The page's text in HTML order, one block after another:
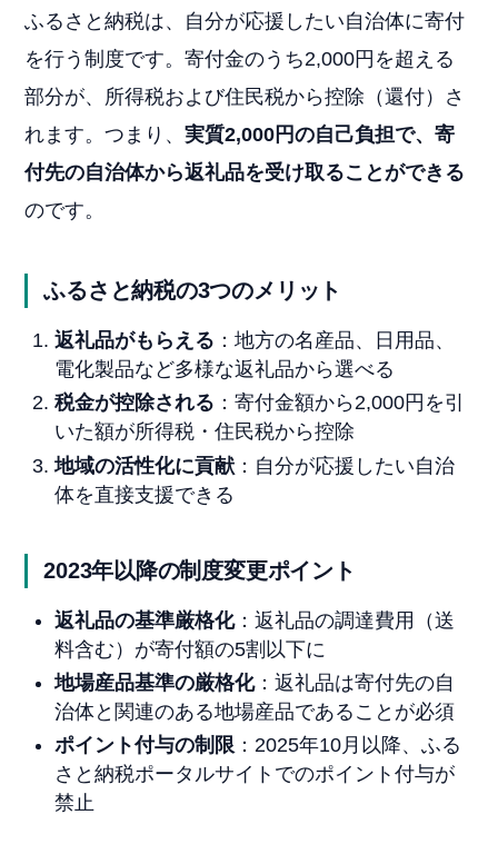
ふるさと納税は、自分が応援したい自治体に寄付
を行う制度です。寄付金のうち2,000円を超える
部分が、所得税および住民税から控除（還付）さ
れます。つまり、実質2,000円の自己負担で、寄
付先の自治体から返礼品を受け取ることができる
のです。
ふるさと納税の3つのメリット
返礼品がもらえる ：地方の名産品、日用品、
電化製品など多様な返礼品から選べる
税金が控除される ：寄付金額から2,000円を引
いた額が所得税・住民税から控除
地域の活性化に貢献 ：自分が応援したい自治
体を直接支援できる
2023年以降の制度変更ポイント
返礼品の基準厳格化：返礼品の調達費用（送
料含む）が寄付額の5割以下に
地場産品基準の厳格化：返礼品は寄付先の自
治体と関連のある地場産品であることが必須
ポイント付与の制限 ：2025年10月以降、ふる
さと納税ポータルサイトでのポイント付与が
禁止